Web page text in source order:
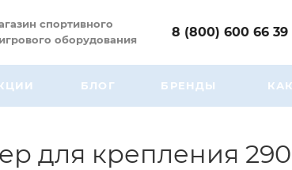
спортивного
оборудования
8 (800) 600 66 39
БЛОГ БРЕНДЫ
для крепления